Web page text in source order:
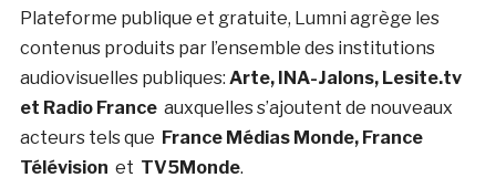
Plateforme publique et gratuite, Lumni agrège les
contenus produits par l’ensemble des institutions
audiovisuelles publiques: Arte, INA-Jalons, Lesite.tv
et Radio Franceauxquelles s’ajoutent de nouveaux
acteurs tels que France Médias Monde, France
Télévision et TV5Monde.